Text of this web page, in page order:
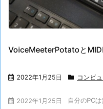
VoiceMeeterPotatoとMIDI
2022年1月25日 コンピ
2022年1月25日
自分のPC